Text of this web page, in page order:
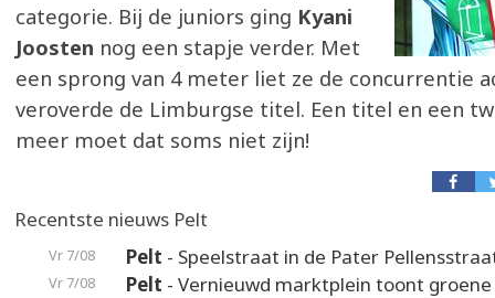
categorie. Bij de juniors ging Kyani
Joosten nog een stapje verder. Met
een sprong van 4 meter liet ze de concurrentie
veroverde de Limburgse titel. Een titel en een
meer moet dat soms niet zijn!
Recentste nieuws Pelt
Vr 7/08 Pelt - Speelstraat in de Pater
Vr 7/08 Pelt - Vernieuwd marktplein toont